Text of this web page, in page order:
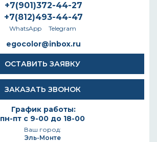
+7(901)372-44-27
+7(812)493-44-47
WhatsApp Telegram
egocolor@inbox.ru
ОСТАВИТЬ ЗАЯВКУ
ЗАКАЗАТЬ ЗВОНОК
График работы:
пн-пт с 9-00 до 18-00
Ваш город:
Эль-Монте